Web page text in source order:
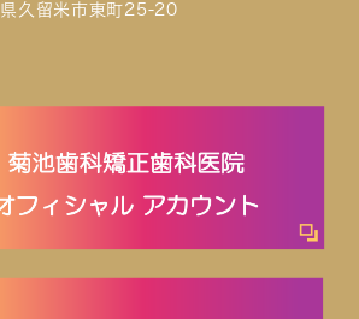
久留米市東町25-20